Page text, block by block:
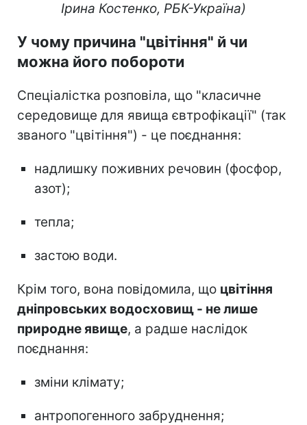
Ірина Костенко, РБК-Україна)
У чому причина "цвітіння" й чи
можна його побороти
Спеціалістка розповіла, що "класичне
середовище для явища євтрофікації" (так
званого "цвітіння") - це поєднання:
надлишку поживних речовин (фосфор,
азот);
тепла;
застою води.
Крім того, вона повідомила, що цвітіння
дніпровських водосховищ - не лише
природне явище, а радше наслідок
поєднання:
зміни клімату;
антропогенного забруднення;